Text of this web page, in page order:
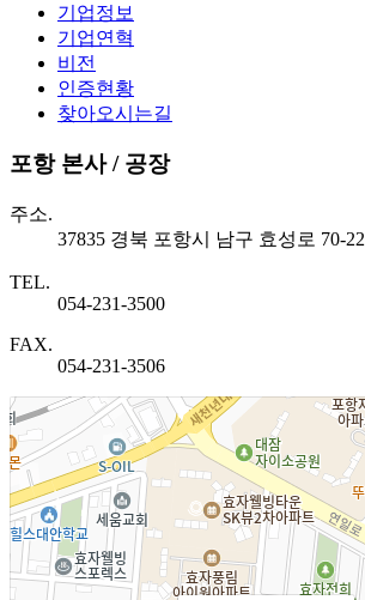
기업정보
기업연혁
비전
인증현황
찾아오시는길
포항 본사 / 공장
주소.
37835 경북 포항시 남구 효성로 70-22
TEL.
054-231-3500
FAX.
054-231-3506